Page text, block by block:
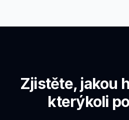
Zjistěte, jakou
kterýkoli